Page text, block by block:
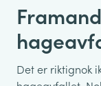
Det er riktignok